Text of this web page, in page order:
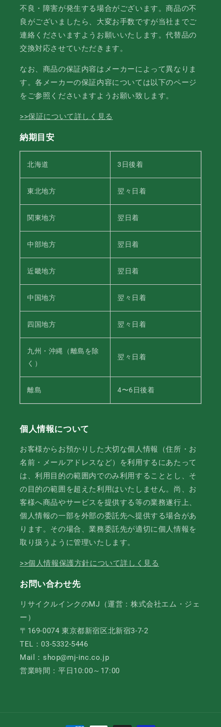
不良・障害が発生する場合がございます。商品の不
良がございましたら、大変お手数ですが当社までご
連絡くださいますようお願いいたします。代替品の
交換対応させていただきます。
なお、商品の保証内容はメーカーによって異なりま
す。各メーカーの保証内容については以下のページ
をご参照くださいますようお願い致します。
>>保証について詳しく見る
納期目安
北海道 3日後着
東北地方 翌々日着
関東地方 翌日着
中部地方 翌日着
近畿地方 翌日着
中国地方 翌々日着
四国地方 翌々日着
九州・沖縄（離島を除
く）
翌々日着
離島 4〜6日後着
個人情報について
お客様からお預かりした大切な個人情報（住所・お
名前・メールアドレスなど）を利用するにあたって
は、利用目的の範囲内でのみ利用することとし、そ
の目的の範囲を超えた利用はいたしません。尚、お
客様へ商品やサービスを提供する等の業務遂行上、
個人情報の一部を外部の委託先へ提供する場合があ
ります。その場合、業務委託先が適切に個人情報を
取り扱うように管理いたします。
>>個人情報保護方針について詳しく見る
お問い合わせ先
リサイクルインクのMJ（運営：株式会社エム・ジェ
ー）
〒169-0074 東京都新宿区北新宿3-7-2
TEL：03-5332-5446
Mail：shop@mj-inc.co.jp
営業時間：平日10:00～17:00